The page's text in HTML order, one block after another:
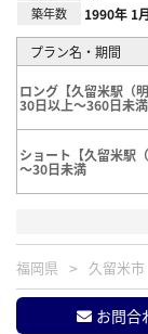
築年数 1990年 1
プラン名・期間
ロング【久留米駅（明
30日以上～360日未満
ショート【久留米駅
～30日未満
福岡県 久留米市
お問合